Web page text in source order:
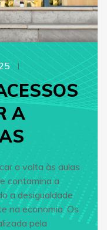
A
a volta às aulas
contamina a
a desigualdade
na economia. Os
pela